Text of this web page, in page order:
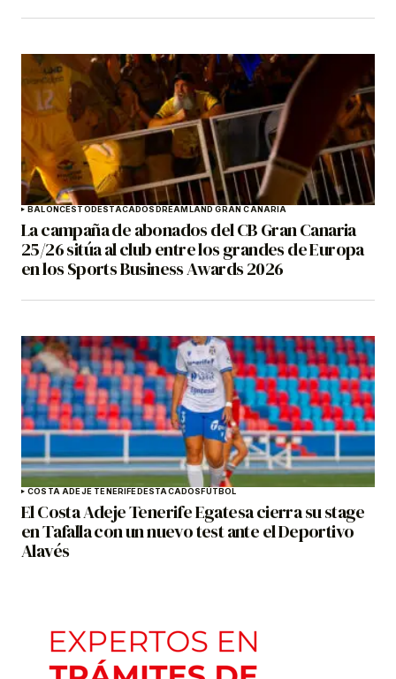
BALONCESTODESTACADOSDREAMLAND GRAN CANARIA
La campaña de abonados del CB Gran Canaria
25/26 sitúa al club entre los grandes de Europa
en los Sports Business Awards 2026
COSTA ADEJE TENERIFEDESTACADOSFÚTBOL
El Costa Adeje Tenerife Egatesa cierra su stage
en Tafalla con un nuevo test ante el Deportivo
Alavés